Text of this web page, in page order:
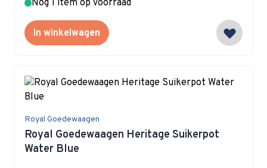
Nog 1 item op voorraad
In winkelwagen
Royal Goedewaagen
Royal Goedewaagen Heritage Suikerpot
Water Blue